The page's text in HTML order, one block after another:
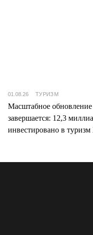
01.08.26 ТУРИЗМ
Масштабное
завершается: 12,3
инвестировано в туризм